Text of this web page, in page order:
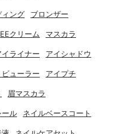
ィング ブロンザー
EEクリーム マスカラ
イライナー アイシャドウ
ューラー アイプチ
眉マスカラ
ール ネイルベースコート